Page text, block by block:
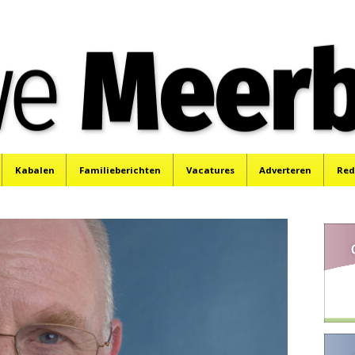
Kabalen Familieberichten Vacatures Adverteren